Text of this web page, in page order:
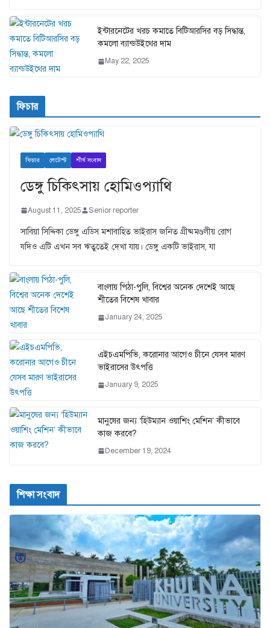
ইন্টারনেটের খরচ কমাতে বিটিআরসির বড় সিদ্ধান্ত,
কমলো ব্যান্ডউইথের দাম
May 22, 2025
ফিচার
ফিচার লেটেস্ট শীর্ষ সংবাদ
ডেঙ্গু চিকিৎসায় হোমিওপ্যাথি
August 11, 2025 Senior reporter
সাবিয়া সিদ্দিকা ডেঙ্গু এডিস মশাবাহিত ভাইরাস জনিত গ্রীষ্মমণ্ডলীয় রোগ
যদিও এটি এখন সব ঋতুতেই দেখা যায়। ডেঙ্গু একটি ভাইরাস, যা
বাংলায় পিঠা-পুলি, বিশ্বের অনেক দেশেই আছে
শীতের বিশেষ খাবার
January 24, 2025
এইচএমপিভি, করোনার আগেও চীনে যেসব মারণ
ভাইরাসের উৎপত্তি
January 9, 2025
মানুষের জন্য ‘হিউম্যান ওয়াশিং মেশিন’ কীভাবে
কাজ করবে?
December 19, 2024
শিক্ষা সংবাদ